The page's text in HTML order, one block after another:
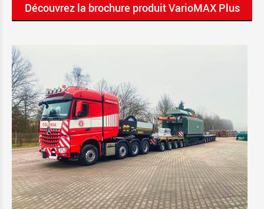
Découvrez la brochure produit VarioMAX Plus